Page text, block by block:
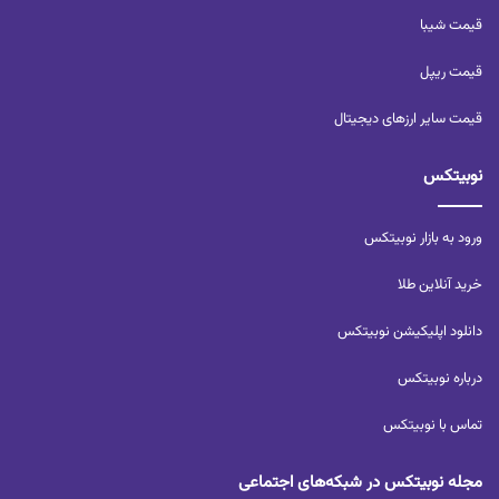
قیمت شیبا
قیمت ریپل
قیمت سایر ارزهای دیجیتال
نوبیتکس
ورود به بازار نوبیتکس
خرید آنلاین طلا
دانلود اپلیکیشن نوبیتکس
درباره نوبیتکس
تماس با نوبیتکس
مجله نوبیتکس در شبکه‌های اجتماعی